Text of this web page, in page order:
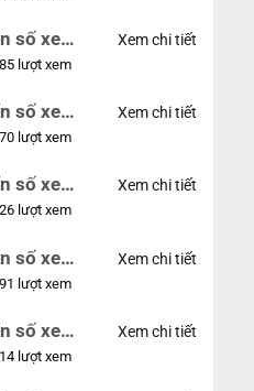
số xe
lượt xem
Xem chi tiết
số xe
lượt xem
Xem chi tiết
số xe
lượt xem
Xem chi tiết
số xe
lượt xem
Xem chi tiết
số xe
lượt xem
Xem chi tiết